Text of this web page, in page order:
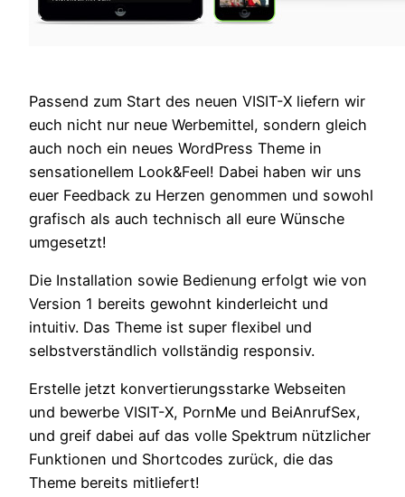
Passend zum Start des neuen VISIT-X liefern wir
euch nicht nur neue Werbemittel, sondern gleich
auch noch ein neues WordPress Theme in
sensationellem Look&Feel! Dabei haben wir uns
euer Feedback zu Herzen genommen und sowohl
grafisch als auch technisch all eure Wünsche
umgesetzt!
Die Installation sowie Bedienung erfolgt wie von
Version 1 bereits gewohnt kinderleicht und
intuitiv. Das Theme ist super flexibel und
selbstverständlich vollständig responsiv.
Erstelle jetzt konvertierungsstarke Webseiten
und bewerbe VISIT-X, PornMe und BeiAnrufSex,
und greif dabei auf das volle Spektrum nützlicher
Funktionen und Shortcodes zurück, die das
Theme bereits mitliefert!